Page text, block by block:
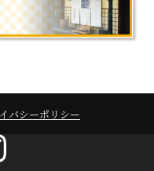
バシーポリシー